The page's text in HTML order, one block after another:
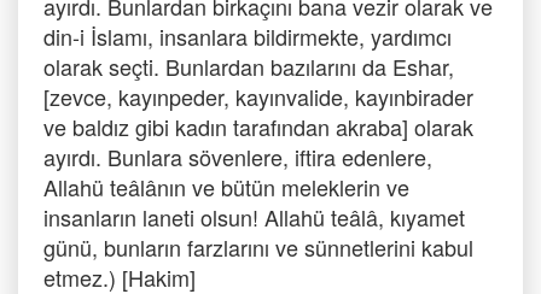
din-i İslamı, insanlara bildirmekte, yardımcı
olarak seçti. Bunlardan bazılarını da Eshar,
[zevce, kayınpeder, kayınvalide, kayınbirader
ve baldız gibi kadın tarafından akraba] olarak
ayırdı. Bunlara sövenlere, iftira edenlere,
Allahü teâlânın ve bütün meleklerin ve
insanların laneti olsun! Allahü teâlâ, kıyamet
günü, bunların farzlarını ve sünnetlerini kabul
etmez.) [Hakim]